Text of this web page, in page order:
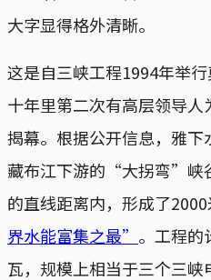
大字显得格外清晰。
这是自三峡工程1994年举
十年里第二次有高层领导
揭幕。根据公开信息，雅
藏布江下游的“大拐弯”峡
的直线距离内，形成了
界水能富集之最” 。工程的
瓦，规模上相当于三个三峡